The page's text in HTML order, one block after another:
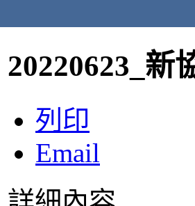
20220623_新
列印
Email